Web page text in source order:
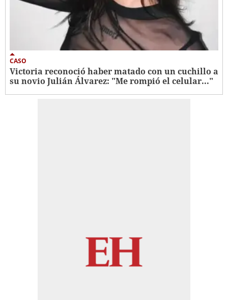
CASO
Victoria reconoció haber matado con un cuchillo a
su novio Julián Álvarez: "Me rompió el celular..."